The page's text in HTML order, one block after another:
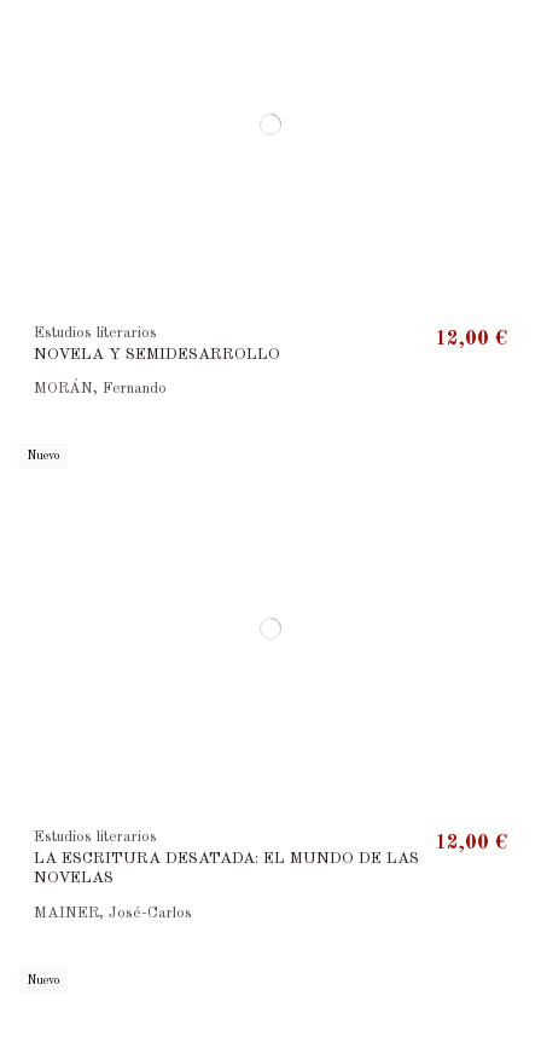
Estudios literarios
NOVELA Y SEMIDESARROLLO
12,00 €
MORÁN, Fernando
Nuevo
Estudios literarios
LA ESCRITURA DESATADA: EL MUNDO DE LAS
NOVELAS
12,00 €
MAINER, José-Carlos
Nuevo